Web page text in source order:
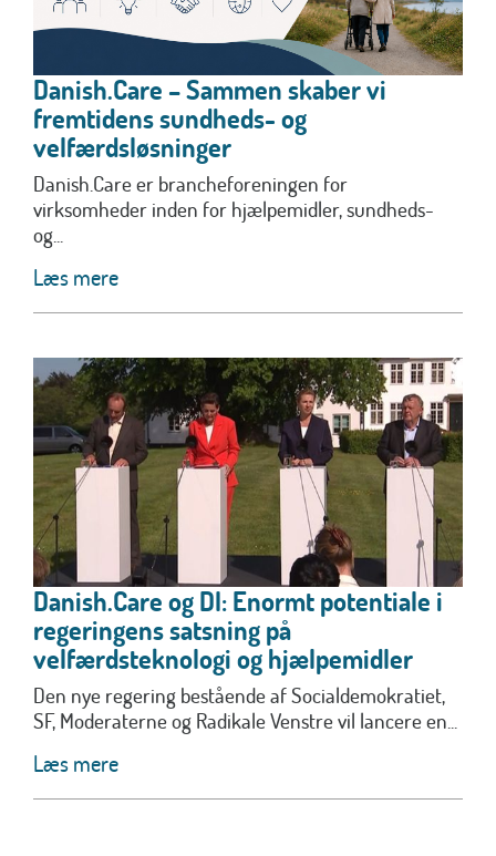
Danish.Care – Sammen skaber vi
fremtidens sundheds- og
velfærdsløsninger
Danish.Care er brancheforeningen for
virksomheder inden for hjælpemidler, sundheds-
og...
Læs mere
Danish.Care og DI: Enormt potentiale i
regeringens satsning på
velfærdsteknologi og hjælpemidler
Den nye regering bestående af Socialdemokratiet,
SF, Moderaterne og Radikale Venstre vil lancere en...
Læs mere